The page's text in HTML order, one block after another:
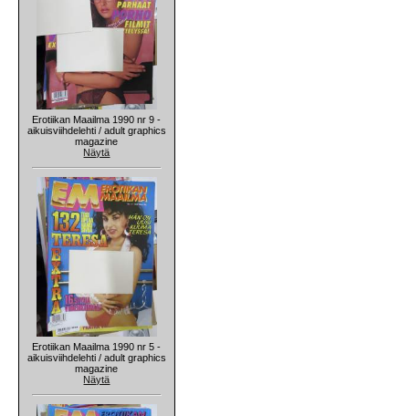
Erotiikan Maailma 1990 nr 9 -
aikuisviihdelehti / adult graphics
magazine
Näytä
Erotiikan Maailma 1990 nr 5 -
aikuisviihdelehti / adult graphics
magazine
Näytä